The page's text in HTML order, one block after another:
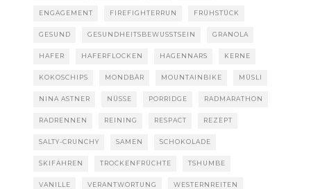
ENGAGEMENT FIREFIGHTERRUN FRÜHSTÜCK
GESUND GESUNDHEITSBEWUSSTSEIN GRANOLA
HAFER HAFERFLOCKEN HAGENNARS KERNE
KOKOSCHIPS MONDBÄR MOUNTAINBIKE MÜSLI
NINA ASTNER NÜSSE PORRIDGE RADMARATHON
RADRENNEN REINING RESPACT REZEPT
SALTY-CRUNCHY SAMEN SCHOKOLADE
SKIFAHREN TROCKENFRÜCHTE TSHUMBE
VANILLE VERANTWORTUNG WESTERNREITEN